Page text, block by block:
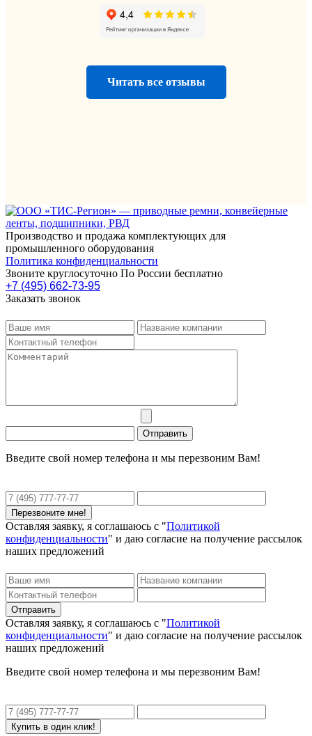
Читать все отзывы
Производство и продажа комплектующих для
промышленного оборудования
Политика конфиденциальности
Звоните круглосуточно По России бесплатно
+7 (495) 662-73-95
Заказать звонок
Введите свой номер телефона и мы перезвоним Вам!
Оставляя заявку, я соглашаюсь с "Политикой
конфиденциальности" и даю согласие на получение рассылок
наших предложений
Оставляя заявку, я соглашаюсь с "Политикой
конфиденциальности" и даю согласие на получение рассылок
наших предложений
Введите свой номер телефона и мы перезвоним Вам!